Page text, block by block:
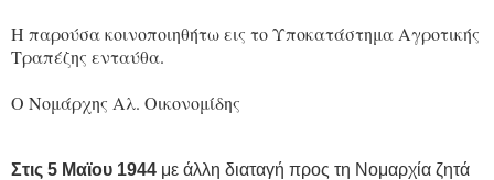
Η παρούσα κοινοποιηθήτω εις το Υποκατάστημα Αγροτικής
Τραπέζης ενταύθα.
Ο Νομάρχης Αλ. Οικονομίδης
Στις 5 Μαϊου 1944 με άλλη διαταγή προς τη Νομαρχία ζητά